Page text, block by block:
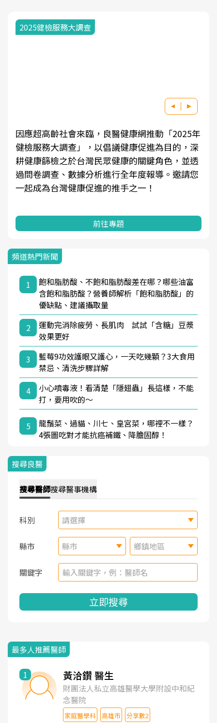
2025健檢服務大調查
因應超高齡社會來臨，良醫健康網推動「2025年
健檢服務大調查」，以倡議健康促進為目的，深
耕健康篩檢之於台灣民眾健康的關鍵角色，並透
過問卷調查、數據分析進行全年度報導。邀請您
一起成為台灣健康促進的推手之一！
前往專題
頻道熱門新聞
1
飽和脂肪酸、不飽和脂肪酸差在哪？哪些油富
含飽和脂肪酸？營養師解析「飽和脂肪酸」的
優缺點、建議攝取量
2
運動完消除疲勞、長肌肉 試試「含糖」豆漿
效果更好
3
藍莓9功效護眼又護心，一天吃幾顆？3大食用
禁忌、清洗步驟詳解
4
小心噴毒液！看清楚「隱翅蟲」長這樣，不能
打，要用吹的～
5
龍鬚菜、過貓、川七、皇宮菜，哪裡不一樣？
4張圖吃對才能抗癌補鐵、降膽固醇！
搜尋良醫
搜尋醫師搜尋醫事機構
科別 請選擇
縣市 縣市 鄉鎮地區
關鍵字
立即搜尋
最多人推薦醫師
1 黃洽鑽 醫生
財團法人私立高雄醫學大學附設中和紀
念醫院
家庭醫學科 高雄市 分享數2